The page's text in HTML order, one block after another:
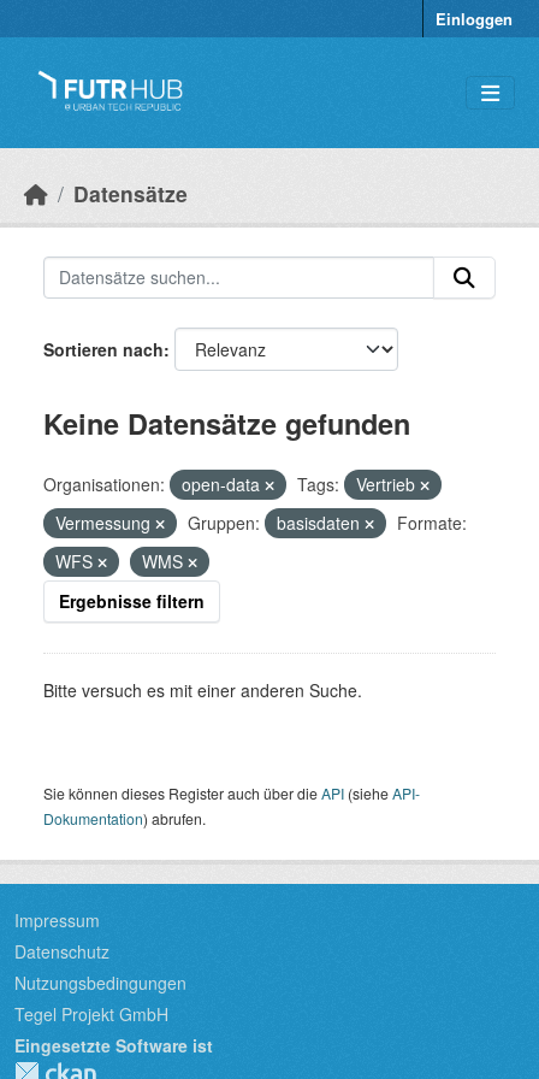
Einloggen
Datensätze
Sortieren nach
Keine Datensätze gefunden
Organisationen: open-data Tags:
Vertrieb
Vermessung
Gruppen: basisdaten
Formate:
WFS
WMS
Ergebnisse filtern
Bitte versuch es mit einer anderen Suche.
Sie können dieses Register auch über dieAPI (sieheAPI-
Dokumentation) abrufen.
Impressum
Datenschutz
Nutzungsbedingungen
Tegel Projekt GmbH
Eingesetzte Software ist